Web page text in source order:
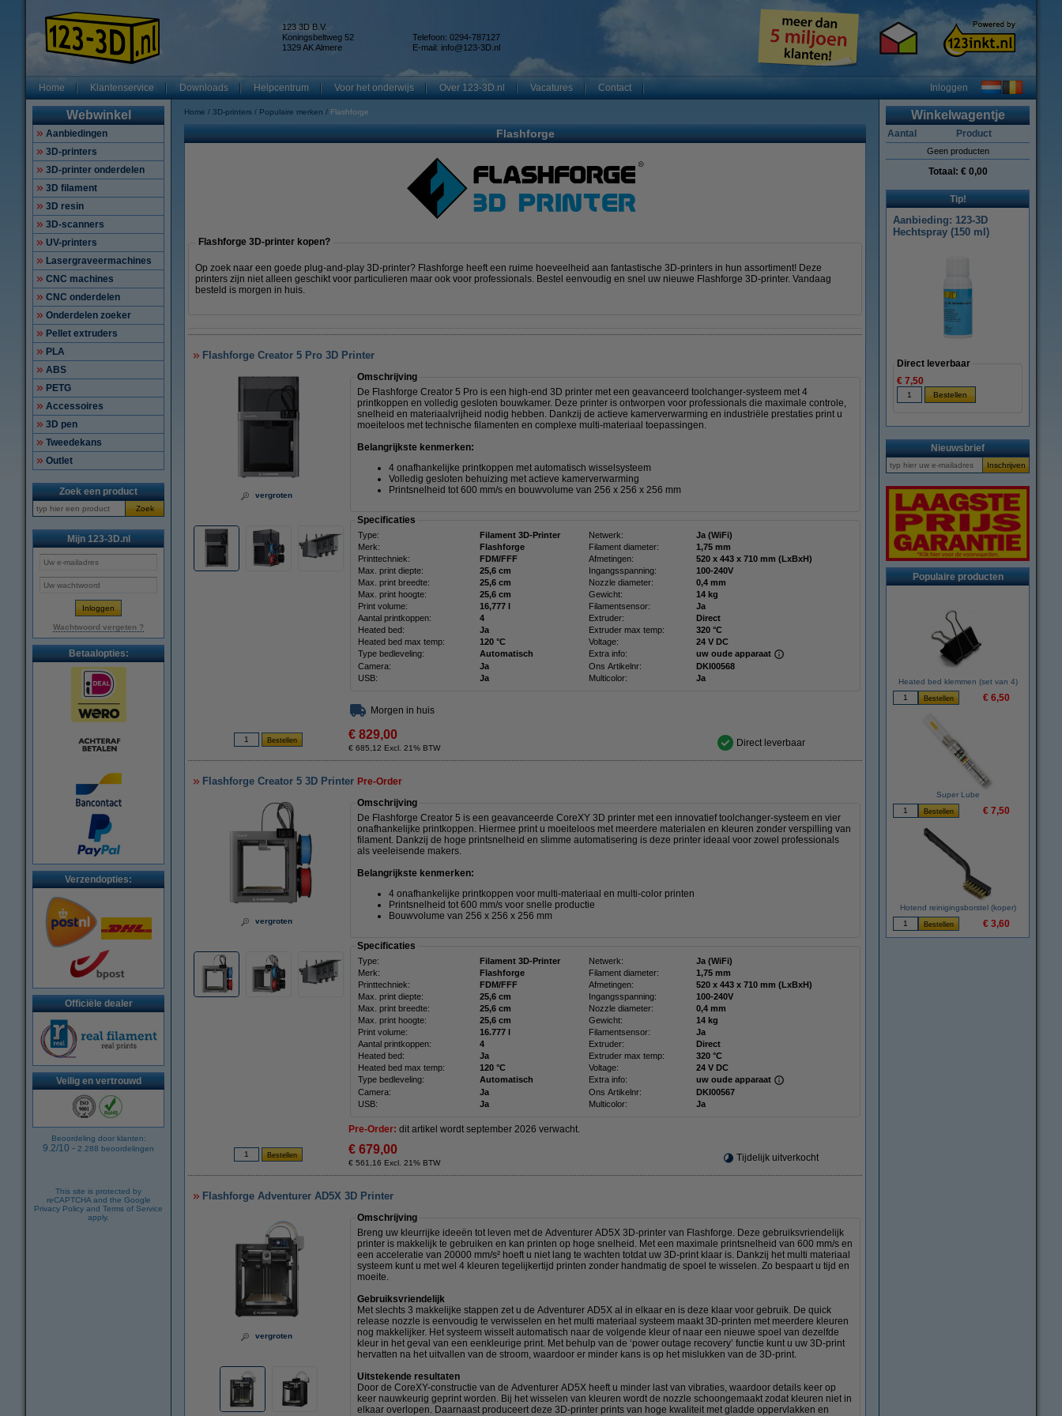
123 3D B.V.
Koningsbeltweg 52
1329 AK Almere
Telefoon: 0294-787127
E-mail: info@123-3D.nl
Home Klantenservice Downloads Helpcentrum Voor het onderwijs Over 123-3D.nl Vacatures Contact Inloggen
Webwinkel
Aanbiedingen
3D-printers
3D-printer onderdelen
3D filament
3D resin
3D-scanners
UV-printers
Lasergraveermachines
CNC machines
CNC onderdelen
Onderdelen zoeker
Pellet extruders
PLA
ABS
PETG
Accessoires
3D pen
Tweedekans
Outlet
Zoek een product
Zoek
Mijn 123-3D.nl
Wachtwoord vergeten ?
Betaalopties:
Verzendopties:
Officiële dealer
Veilig en vertrouwd
Beoordeling door klanten:
9.2/10 - 2.288 beoordelingen
This site is protected by
reCAPTCHA and the Google
Privacy Policy and Terms of Service
apply.
Home 3D-printers Populaire merken Flashforge
Flashforge
Flashforge 3D-printer kopen?
Op zoek naar een goede plug-and-play 3D-printer? Flashforge heeft een ruime hoeveelheid aan fantastische 3D-printers in hun assortiment! Deze
printers zijn niet alleen geschikt voor particulieren maar ook voor professionals. Bestel eenvoudig en snel uw nieuwe Flashforge 3D-printer. Vandaag
besteld is morgen in huis.
Flashforge Creator 5 Pro 3D Printer
vergroten
Omschrijving
De Flashforge Creator 5 Pro is een high-end 3D printer met een geavanceerd toolchanger-systeem met 4
printkoppen en volledig gesloten bouwkamer. Deze printer is ontworpen voor professionals die maximale controle,
snelheid en materiaalvrijheid nodig hebben. Dankzij de actieve kamerverwarming en industriële prestaties print u
moeiteloos met technische filamenten en complexe multi-materiaal toepassingen.
Belangrijkste kenmerken:
4 onafhankelijke printkoppen met automatisch wisselsysteem
Volledig gesloten behuizing met actieve kamerverwarming
Printsnelheid tot 600 mm/s en bouwvolume van 256 x 256 x 256 mm
Specificaties
Type: Filament 3D-Printer Netwerk:
Ja (WiFi)
Merk:
Flashforge Filament diameter:
1,75 mm
Printtechniek:
FDM/FFF Afmetingen:
520 x 443 x 710 mm (LxBxH)
Max. print diepte:
25,6 cm Ingangsspanning:
100-240V
Max. print breedte:
25,6 cm Nozzle diameter:
0,4 mm
Max. print hoogte:
25,6 cm Gewicht:
14 kg
Print volume:
16,777 l Filamentsensor:
Ja
Aantal printkoppen:
4 Extruder:
Direct
Heated bed:
Ja Extruder max temp:
320 °C
Heated bed max temp:
120 °C Voltage:
24 V DC
Type bedleveling:
Automatisch Extra info:
uw oude apparaat
Camera:
Ja Ons Artikelnr:
DKI00568
USB:
Ja Multicolor: Ja
Morgen in huis
€ 829,00
€ 685,12 Excl. 21% BTW Direct leverbaar
Flashforge Creator 5 3D Printer Pre-Order
vergroten
Omschrijving
De Flashforge Creator 5 is een geavanceerde CoreXY 3D printer met een innovatief toolchanger-systeem en vier
onafhankelijke printkoppen. Hiermee print u moeiteloos met meerdere materialen en kleuren zonder verspilling van
filament. Dankzij de hoge printsnelheid en slimme automatisering is deze printer ideaal voor zowel professionals
als veeleisende makers.
Belangrijkste kenmerken:
4 onafhankelijke printkoppen voor multi-materiaal en multi-color printen
Printsnelheid tot 600 mm/s voor snelle productie
Bouwvolume van 256 x 256 x 256 mm
Specificaties
Type: Filament 3D-Printer Netwerk:
Ja (WiFi)
Merk:
Flashforge Filament diameter:
1,75 mm
Printtechniek:
FDM/FFF Afmetingen:
520 x 443 x 710 mm (LxBxH)
Max. print diepte:
25,6 cm Ingangsspanning:
100-240V
Max. print breedte:
25,6 cm Nozzle diameter:
0,4 mm
Max. print hoogte:
25,6 cm Gewicht:
14 kg
Print volume:
16.777 l Filamentsensor:
Ja
Aantal printkoppen:
4 Extruder:
Direct
Heated bed:
Ja Extruder max temp:
320 °C
Heated bed max temp:
120 °C Voltage:
24 V DC
Type bedleveling:
Automatisch Extra info:
uw oude apparaat
Camera:
Ja Ons Artikelnr:
DKI00567
USB:
Ja Multicolor: Ja
Pre-Order: dit artikel wordt september 2026 verwacht.
€ 679,00
€ 561,16 Excl. 21% BTW Tijdelijk uitverkocht
Flashforge Adventurer AD5X 3D Printer
vergroten
Omschrijving
Breng uw kleurrijke ideeën tot leven met de Adventurer AD5X 3D-printer van Flashforge. Deze gebruiksvriendelijk
printer is makkelijk te gebruiken en kan printen op hoge snelheid. Met een maximale printsnelheid van 600 mm/s en
een acceleratie van 20000 mm/s² hoeft u niet lang te wachten totdat uw 3D-print klaar is. Dankzij het multi materiaal
systeem kunt u met wel 4 kleuren tegelijkertijd printen zonder handmatig de spoel te wisselen. Zo bespaart u tijd en
moeite.
Gebruiksvriendelijk
Met slechts 3 makkelijke stappen zet u de Adventurer AD5X al in elkaar en is deze klaar voor gebruik. De quick
release nozzle is eenvoudig te verwisselen en het multi materiaal systeem maakt 3D-printen met meerdere kleuren
nog makkelijker. Het systeem wisselt automatisch naar de volgende kleur of naar een nieuwe spoel van dezelfde
kleur in het geval van een eenkleurige print. Met behulp van de ‘power outage recovery’ functie kunt u uw 3D-print
hervatten na het uitvallen van de stroom, waardoor er minder kans is op het mislukken van de 3D-print.
Uitstekende resultaten
Door de CoreXY-constructie van de Adventurer AD5X heeft u minder last van vibraties, waardoor details keer op
keer nauwkeurig geprint worden. Bij het wisselen van kleuren wordt de nozzle schoongemaakt zodat kleuren niet in
elkaar overlopen. Daarnaast produceert deze 3D-printer prints van hoge kwaliteit met gladde oppervlakken en
Winkelwagentje
Aantal Product
Geen producten
Totaal: € 0,00
Tip!
Aanbieding: 123-3D
Hechtspray (150 ml)
Direct leverbaar
€ 7,50
Nieuwsbrief
Populaire producten
Heated bed klemmen (set van 4)
€ 6,50
Super Lube
€ 7,50
Hotend reinigingsborstel (koper)
€ 3,60